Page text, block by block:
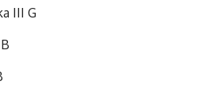
III G